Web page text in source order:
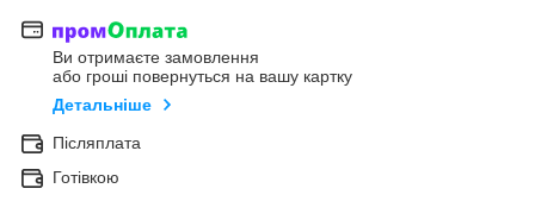
Ви отримаєте замовлення
або гроші повернуться на вашу картку
Детальніше
Післяплата
Готівкою